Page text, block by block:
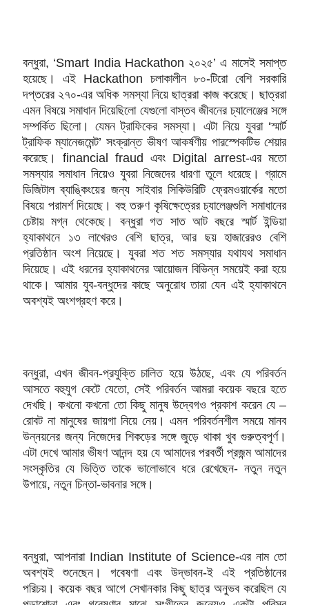
বন্ধুরা, ‘Smart India Hackathon ২০২৫’ এ মাসেই সমাপ্ত
হয়েছে। এই Hackathon চলাকালীন ৮০-টিরো বেশি সরকারি
দপ্তরের ২৭০-এর অধিক সমস্যা নিয়ে ছাত্ররা কাজ করেছে। ছাত্ররা
এমন বিষয়ে সমাধান দিয়েছিলো যেগুলো বাস্তব জীবনের চ্যালেঞ্জের সঙ্গে
সম্পর্কিত ছিলো। যেমন ট্রাফিকের সমস্যা। এটা নিয়ে যুবরা ‘স্মার্ট
ট্রাফিক ম্যানেজমেন্ট’ সংক্রান্ত ভীষণ আকর্ষণীয় পারস্পেকটিভ শেয়ার
করেছে। financial fraud এবং Digital arrest-এর মতো
সমস্যার সমাধান নিয়েও যুবরা নিজেদের ধারণা তুলে ধরেছে। গ্রামে
ডিজিটাল ব্যাঙ্কিংয়ের জন্য সাইবার সিকিউরিটি ফ্রেমওয়ার্কের মতো
বিষয়ে পরামর্শ দিয়েছে। বহু তরুণ কৃষিক্ষেত্রের চ্যালেঞ্জগুলি সমাধানের
চেষ্টায় মগ্ন থেকেছে। বন্ধুরা গত সাত আট বছরে স্মার্ট ইন্ডিয়া
হ্যাকাথনে ১৩ লাখেরও বেশি ছাত্র, আর ছয় হাজারেরও বেশি
প্রতিষ্ঠান অংশ নিয়েছে। যুবরা শত শত সমস্যার যথাযথ সমাধান
দিয়েছে। এই ধরনের হ্যাকাথনের আয়োজন বিভিন্ন সময়েই করা হয়ে
থাকে। আমার যুব-বন্ধুদের কাছে অনুরোধ তারা যেন এই হ্যাকাথনে
অবশ্যই অংশগ্রহণ করে।
বন্ধুরা, এখন জীবন-প্রযুক্তি চালিত হয়ে উঠছে, এবং যে পরিবর্তন
আসতে বহুযুগ কেটে যেতো, সেই পরিবর্তন আমরা কয়েক বছরে হতে
দেখছি। কখনো কখনো তো কিছু মানুষ উদ্বেগও প্রকাশ করেন যে –
রোবট না মানুষের জায়গা নিয়ে নেয়। এমন পরিবর্তনশীল সময়ে মানব
উন্নয়নের জন্য নিজেদের শিকড়ের সঙ্গে জুড়ে থাকা খুব গুরুত্বপূর্ণ।
এটা দেখে আমার ভীষণ আনন্দ হয় যে আমাদের পরবর্তী প্রজন্ম আমাদের
সংস্কৃতির যে ভিত্তি তাকে ভালোভাবে ধরে রেখেছেন- নতুন নতুন
উপায়ে, নতুন চিন্তা-ভাবনার সঙ্গে।
বন্ধুরা, আপনারা Indian Institute of Science-এর নাম তো
অবশ্যই শুনেছেন। গবেষণা এবং উদ্ভাবন-ই এই প্রতিষ্ঠানের
পরিচয়। কয়েক বছর আগে সেখানকার কিছু ছাত্র অনুভব করেছিল যে